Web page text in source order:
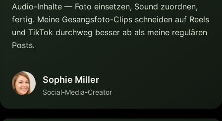
Audio-Inhalte — Foto einsetzen, Sound zuordnen,
fertig. Meine Gesangsfoto-Clips schneiden auf Reels
und TikTok durchweg besser ab als meine regulären
Posts.
Sophie Miller
Social-Media-Creator